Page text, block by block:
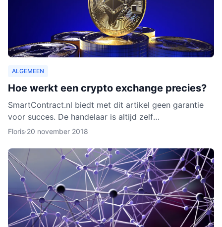
ALGEMEEN
Hoe werkt een crypto exchange precies?
SmartContract.nl biedt met dit artikel geen garantie
voor succes. De handelaar is altijd zelf
verantwoordelijk voor zijn of haar munten. Het is
Floris·20 november 2018